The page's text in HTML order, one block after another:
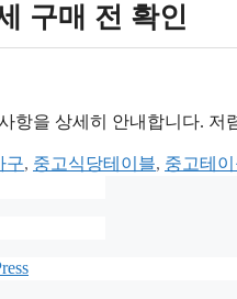
구매 전 확인
항을 상세히 안내합니다.
구, 중고식당테이블, 중고테